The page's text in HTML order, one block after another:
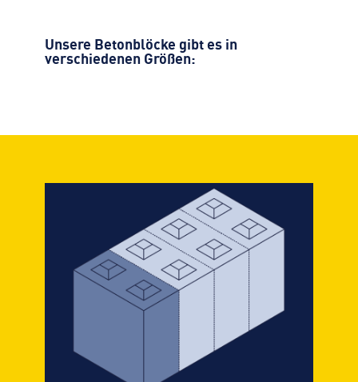
Unsere Betonblöcke gibt es in
verschiedenen Größen: